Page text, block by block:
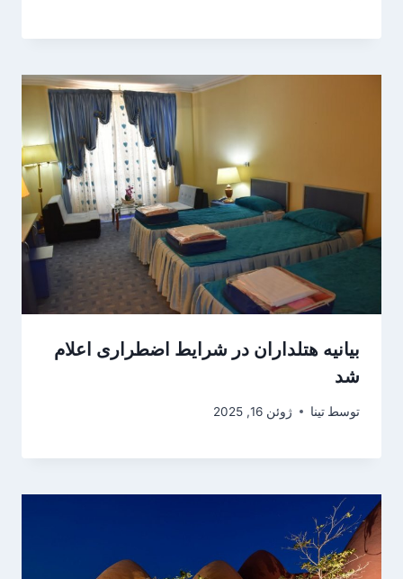
بیانیه هتلداران در شرایط اضطراری اعلام
شد
توسط تینا ژوئن 16, 2025